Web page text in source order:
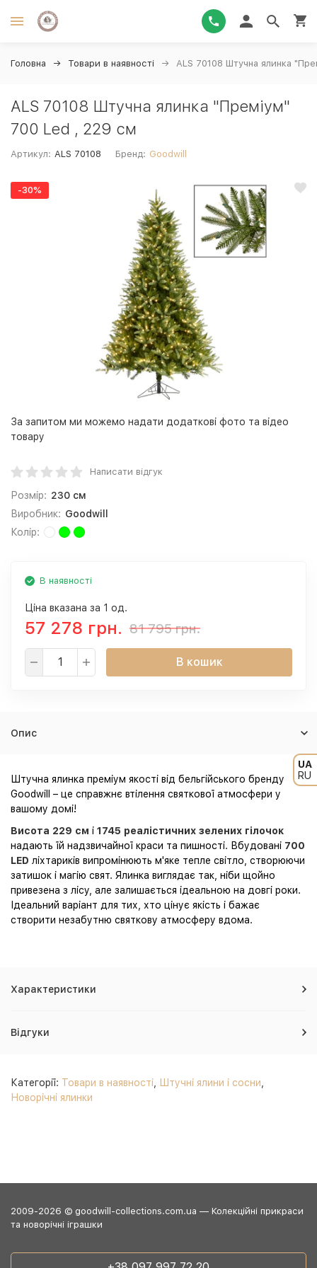
UA
RU
Головна Товари в наявності ALS 70108 Штучна ялинка
ALS 70108 Штучна ялинка "Преміум"
700 Led , 229 см
Артикул: ALS 70108 Бренд: Goodwill
-30%
За запитом ми можемо надати додаткові фото та відео
товару
Написати відгук
Розмір: 230 см
Виробник: Goodwill
Колір:
В наявності
Ціна вказана за 1 од.
57 278 грн. 81 795 грн.
В кошик
Опис
Штучна ялинка преміум якості від бельгійського бренду
Goodwill – це справжнє втілення святкової атмосфери у
вашому домі!
Висота 229 см і 1745 реалістичних зелених гілочок
надають їй надзвичайної краси та пишності. Вбудовані 700
LED ліхтариків випромінюють м'яке тепле світло, створюючи
затишок і магію свят. Ялинка виглядає так, ніби щойно
привезена з лісу, але залишається ідеальною на довгі роки.
Ідеальний варіант для тих, хто цінує якість і бажає
створити незабутню святкову атмосферу вдома.
Характеристики
Відгуки
Категорії: Товари в наявності Штучні ялини і сосни
Новорічні ялинки
2009-2026 © goodwill-collections.com.ua — Колекційні прикраси
та новорічні іграшки